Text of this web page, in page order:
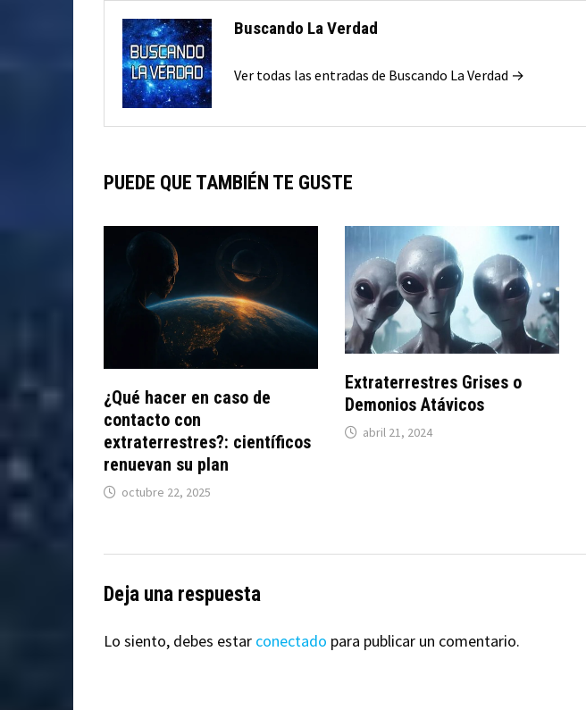
Buscando La Verdad
Ver todas las entradas de Buscando La Verdad →
PUEDE QUE TAMBIÉN TE GUSTE
¿Qué hacer en caso de
contacto con
extraterrestres?: científicos
renuevan su plan
octubre 22, 2025
Extraterrestres Grises o
Demonios Atávicos
abril 21, 2024
Deja una respuesta
Lo siento, debes estar conectado para publicar un comentario.